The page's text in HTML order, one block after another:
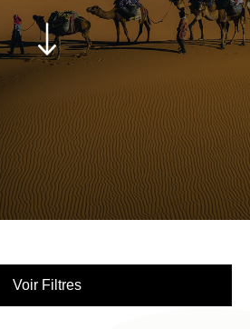
Voir Filtres